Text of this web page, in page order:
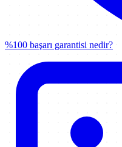
%100 başarı garantisi nedir?